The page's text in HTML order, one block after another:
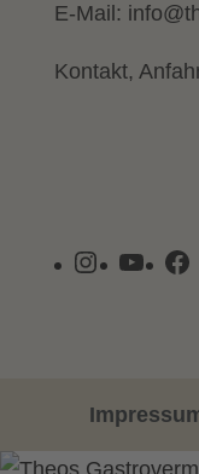
E-Mail:
Kontakt,
Instagram